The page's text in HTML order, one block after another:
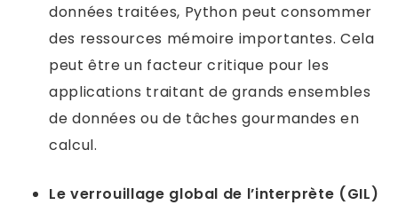
données traitées, Python peut consommer
des ressources mémoire importantes. Cela
peut être un facteur critique pour les
applications traitant de grands ensembles
de données ou de tâches gourmandes en
calcul.
Le verrouillage global de l’interprète (GIL)